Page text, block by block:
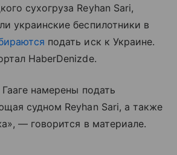
сухогруза Reyhan Sari,
украинские беспилотники в
подать иск к Украине.
HaberDenizde.
намерены подать
судном Reyhan Sari, а также
— говорится в материале.